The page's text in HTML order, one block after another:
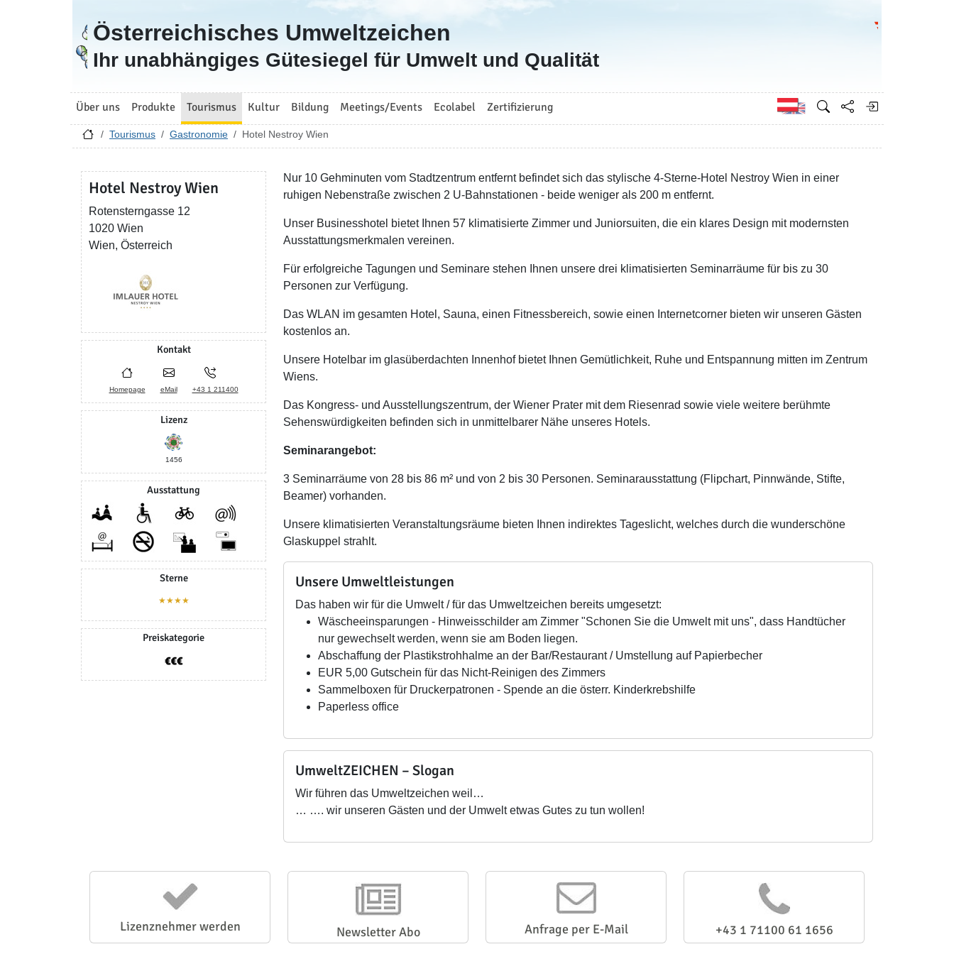
Zur Startseite
Österreichisches Umweltzeichen
Ihr unabhängiges Gütesiegel für Umwelt und Qualität
Über uns Produkte Tourismus Kultur Bildung Meetings/Events Ecolabel Zertifizierung Englisch
Tourismus Gastronomie Hotel Nestroy Wien
Hotel Nestroy Wien
Rotensterngasse 12
1020 Wien
Wien, Österreich
Kontakt
Homepage eMail +43 1 211400
Lizenz
1456
Ausstattung
Sterne
★★★★
Preiskategorie
Nur 10 Gehminuten vom Stadtzentrum entfernt befindet sich das stylische 4-Sterne-Hotel Nestroy Wien in einer
ruhigen Nebenstraße zwischen 2 U-Bahnstationen - beide weniger als 200 m entfernt.
Unser Businesshotel bietet Ihnen 57 klimatisierte Zimmer und Juniorsuiten, die ein klares Design mit modernsten
Ausstattungsmerkmalen vereinen.
Für erfolgreiche Tagungen und Seminare stehen Ihnen unsere drei klimatisierten Seminarräume für bis zu 30
Personen zur Verfügung.
Das WLAN im gesamten Hotel, Sauna, einen Fitnessbereich, sowie einen Internetcorner bieten wir unseren Gästen
kostenlos an.
Unsere Hotelbar im glasüberdachten Innenhof bietet Ihnen Gemütlichkeit, Ruhe und Entspannung mitten im Zentrum
Wiens.
Das Kongress- und Ausstellungszentrum, der Wiener Prater mit dem Riesenrad sowie viele weitere berühmte
Sehenswürdigkeiten befinden sich in unmittelbarer Nähe unseres Hotels.
Seminarangebot:
3 Seminarräume von 28 bis 86 m² und von 2 bis 30 Personen. Seminarausstattung (Flipchart, Pinnwände, Stifte,
Beamer) vorhanden.
Unsere klimatisierten Veranstaltungsräume bieten Ihnen indirektes Tageslicht, welches durch die wunderschöne
Glaskuppel strahlt.
Unsere Umweltleistungen
Das haben wir für die Umwelt / für das Umweltzeichen bereits umgesetzt:
Wäscheeinsparungen - Hinweisschilder am Zimmer "Schonen Sie die Umwelt mit uns", dass Handtücher
nur gewechselt werden, wenn sie am Boden liegen.
Abschaffung der Plastikstrohhalme an der Bar/Restaurant / Umstellung auf Papierbecher
EUR 5,00 Gutschein für das Nicht-Reinigen des Zimmers
Sammelboxen für Druckerpatronen - Spende an die österr. Kinderkrebshilfe
Paperless office
UmweltZEICHEN – Slogan
Wir führen das Umweltzeichen weil…
… …. wir unseren Gästen und der Umwelt etwas Gutes zu tun wollen!
Lizenznehmer werden Newsletter Abo Anfrage per E-Mail +43 1 71100 61 1656